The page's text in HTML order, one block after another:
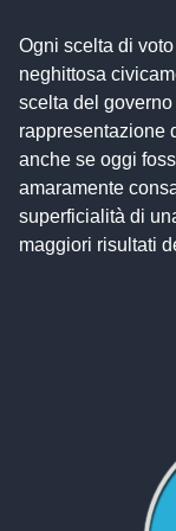
Ogni scelta di
neghittosa
scelta del
rappresentazione
anche se oggi
amaramente
superficialità di
maggiori risultati